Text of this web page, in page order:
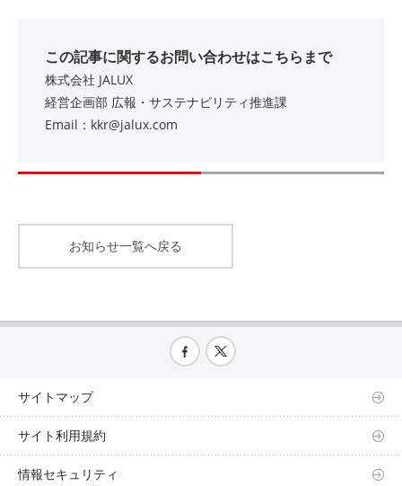
この記事に関するお問い合わせはこちらまで
株式会社 JALUX
経営企画部 広報・サステナビリティ推進課
Email：kkr@jalux.com
お知らせ一覧へ戻る
サイトマップ
サイト利用規約
情報セキュリティ